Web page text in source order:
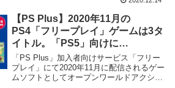
2020年12月14日に配信開始する事を明ら
かに致しました。
【PS Plus】2020年11月の
PS4「フリープレイ」ゲームは3タ
イトル。「PS5」向けに
「Bugsnax」が配信決定
「PS Plus」加入者向けサービス「フリー
プレイ」にて2020年11月に配信されるゲー
ムソフトとしてオープンワールドアクショ